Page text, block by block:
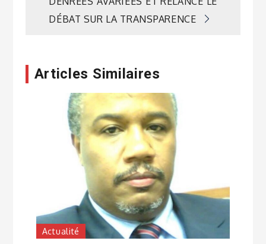
DÉBAT SUR LA TRANSPARENCE
Articles Similaires
Actualité